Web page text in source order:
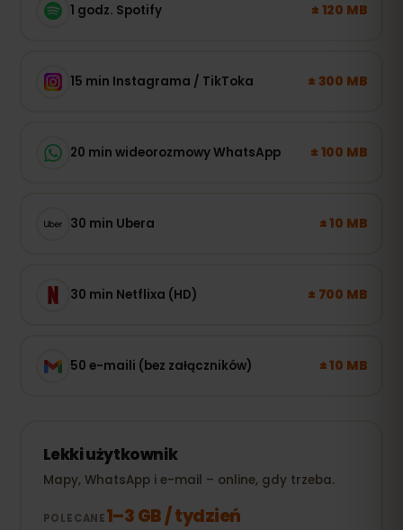
1 godz. Spotify ± 120 MB
15 min Instagrama / TikToka ± 300 MB
20 min wideorozmowy WhatsApp ± 100 MB
30 min Ubera ± 10 MB
30 min Netflixa (HD) ± 700 MB
50 e-maili (bez załączników) ± 10 MB
Lekki użytkownik
Mapy, WhatsApp i e-mail – online, gdy trzeba.
POLECANE1–3 GB / tydzień